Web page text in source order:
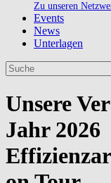
Zu unseren
Events
News
Unterlagen
Unsere
Jahr 2026